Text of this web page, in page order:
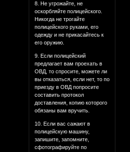
8. Не угрожайте, не
оскорбляйте полицейского.
Никогда не трогайте
полицейского руками, его
одежду и не прикасайтесь к
его оружию.
9. Если полицейский
предлагает вам проехать в
ОВД, то спросите, можете ли
вы отказаться, если нет, то по
приезду в ОВД попросите
составить протокол
доставления, копию которого
обязаны вам вручить.
10. Если вас сажают в
полицейскую машину,
запишите, запомните,
сфотографируйте по